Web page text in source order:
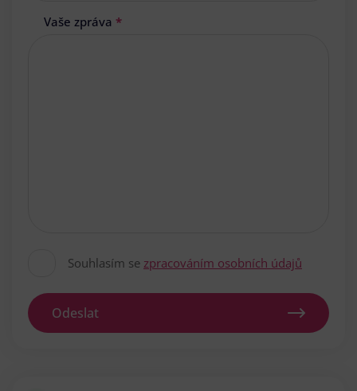
Vaše zpráva *
Souhlasím se zpracováním osobních údajů
Odeslat